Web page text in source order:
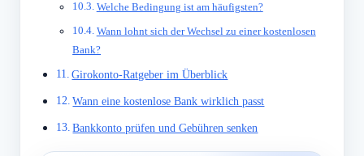
Welche Bedingung ist am häufigsten?
Wann lohnt sich der Wechsel zu einer kostenlosen
Bank?
Girokonto-Ratgeber im Überblick
Wann eine kostenlose Bank wirklich passt
Bankkonto prüfen und Gebühren senken